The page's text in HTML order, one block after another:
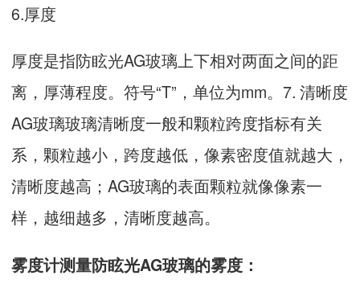
6.厚度
厚度是指防眩光AG玻璃上下相对两面之间的距
离，厚薄程度。符号“T”，单位为mm。7. 清晰度
AG玻璃玻璃清晰度一般和颗粒跨度指标有关
系，颗粒越小，跨度越低，像素密度值就越大，
清晰度越高；AG玻璃的表面颗粒就像像素一
样，越细越多，清晰度越高。
雾度计测量防眩光AG玻璃的雾度：